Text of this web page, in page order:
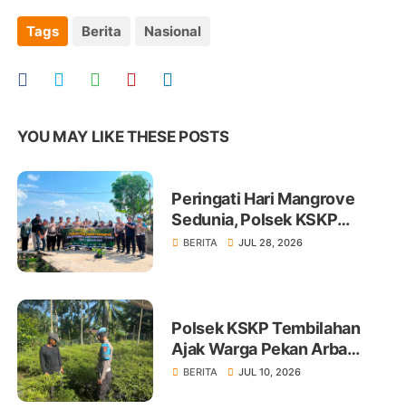
Tags Berita Nasional
YOU MAY LIKE THESE POSTS
Peringati Hari Mangrove
Sedunia, Polsek KSKP
Tembilahan Tanam 100 Bibit
BERITA JUL 28, 2026
Polsek KSKP Tembilahan
Ajak Warga Pekan Arba
Tanam Cabai Dukung
BERITA JUL 10, 2026